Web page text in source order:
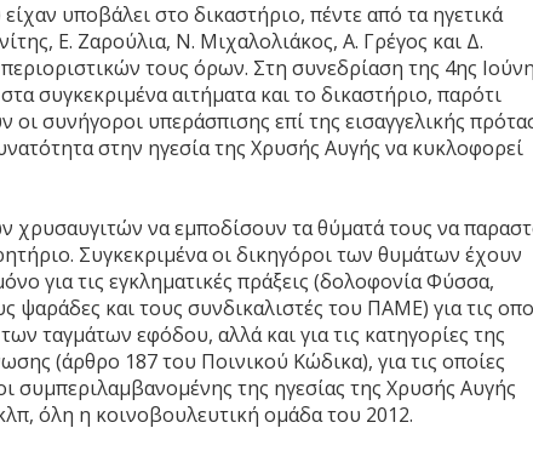
υποβάλει στο δικαστήριο, πέντε από τα ηγετικά
Ε. Ζαρούλια, Ν. Μιχαλολιάκος, Α. Γρέγος και Δ.
τους όρων. Στη συνεδρίαση της 4ης
συγκεκριμένα αιτήματα και το δικαστήριο, παρότι
συνήγοροι υπεράσπισης επί της εισαγγελικής
στην ηγεσία της Χρυσής Αυγής να κυκλοφορεί
χρυσαυγιτών να εμποδίσουν τα θύματά τους να
Συγκεκριμένα οι δικηγόροι των θυμάτων έχουν
για τις εγκληματικές πράξεις (δολοφονία Φύσσα,
ψαράδες και τους συνδικαλιστές του ΠΑΜΕ) για τις
ταγμάτων εφόδου, αλλά και για τις κατηγορίες της
(άρθρο 187 του Ποινικού Κώδικα), για τις οποίες
συμπεριλαμβανομένης της ηγεσίας της Χρυσής Αυγής
όλη η κοινοβουλευτική ομάδα του 2012.